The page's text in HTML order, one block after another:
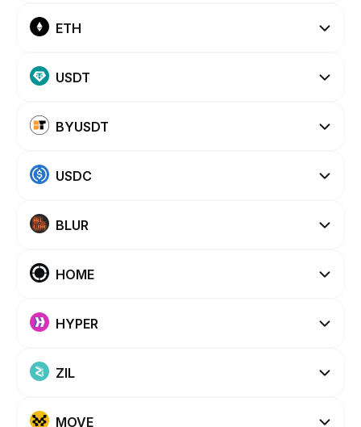
ETH
USDT
BYUSDT
USDC
BLUR
HOME
HYPER
ZIL
MOVE